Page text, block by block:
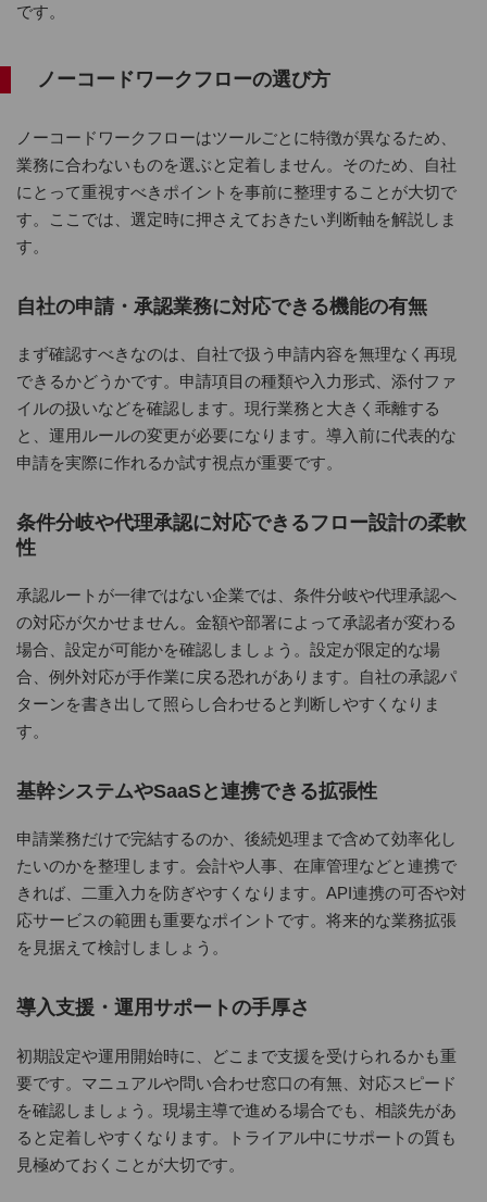
です。
ノーコードワークフローの選び方
ノーコードワークフローはツールごとに特徴が異なるため、
業務に合わないものを選ぶと定着しません。そのため、自社
にとって重視すべきポイントを事前に整理することが大切で
す。ここでは、選定時に押さえておきたい判断軸を解説しま
す。
自社の申請・承認業務に対応できる機能の有無
まず確認すべきなのは、自社で扱う申請内容を無理なく再現
できるかどうかです。申請項目の種類や入力形式、添付ファ
イルの扱いなどを確認します。現行業務と大きく乖離する
と、運用ルールの変更が必要になります。導入前に代表的な
申請を実際に作れるか試す視点が重要です。
条件分岐や代理承認に対応できるフロー設計の柔軟
性
承認ルートが一律ではない企業では、条件分岐や代理承認へ
の対応が欠かせません。金額や部署によって承認者が変わる
場合、設定が可能かを確認しましょう。設定が限定的な場
合、例外対応が手作業に戻る恐れがあります。自社の承認パ
ターンを書き出して照らし合わせると判断しやすくなりま
す。
基幹システムやSaaSと連携できる拡張性
申請業務だけで完結するのか、後続処理まで含めて効率化し
たいのかを整理します。会計や人事、在庫管理などと連携で
きれば、二重入力を防ぎやすくなります。API連携の可否や対
応サービスの範囲も重要なポイントです。将来的な業務拡張
を見据えて検討しましょう。
導入支援・運用サポートの手厚さ
初期設定や運用開始時に、どこまで支援を受けられるかも重
要です。マニュアルや問い合わせ窓口の有無、対応スピード
を確認しましょう。現場主導で進める場合でも、相談先があ
ると定着しやすくなります。トライアル中にサポートの質も
見極めておくことが大切です。